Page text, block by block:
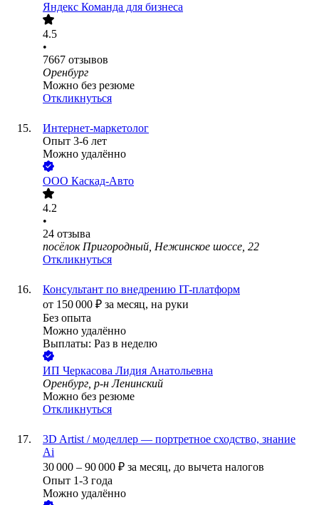
Яндекс Команда для бизнеса
4.5
•
7667 отзывов
Оренбург
Можно без резюме
Откликнуться
Интернет-маркетолог
Опыт 3-6 лет
Можно удалённо
ООО Каскад-Авто
4.2
•
24 отзыва
посёлок Пригородный, Нежинское шоссе, 22
Откликнуться
Консультант по внедрению IT-платформ
от 150 000 ₽ за месяц, на руки
Без опыта
Можно удалённо
Выплаты: Раз в неделю
ИП Черкасова Лидия Анатольевна
Оренбург, р-н Ленинский
Можно без резюме
Откликнуться
3D Artist / моделлер — портретное сходство, знание
Ai
30 000 – 90 000 ₽ за месяц, до вычета налогов
Опыт 1-3 года
Можно удалённо